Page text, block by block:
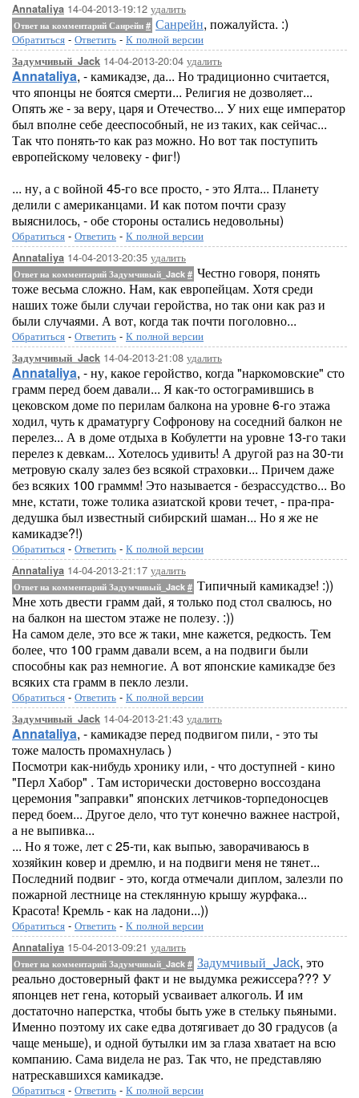
Annataliya 14-04-2013-19:12 удалить
Ответ на комментарий Санрейн # Санрейн, пожалуйста. :)
Обратиться - Ответить - К полной версии
Задумчивый_Jack 14-04-2013-20:04 удалить
Annataliya, - камикадзе, да... Но традиционно считается,
что японцы не боятся смерти... Религия не дозволяет...
Опять же - за веру, царя и Отечество... У них еще император
был вполне себе дееспособный, не из таких, как сейчас...
Так что понять-то как раз можно. Но вот так поступить
европейскому человеку - фиг!)
... ну, а с войной 45-го все просто, - это Ялта... Планету
делили с американцами. И как потом почти сразу
выяснилось, - обе стороны остались недовольны)
Обратиться - Ответить - К полной версии
Annataliya 14-04-2013-20:35 удалить
Ответ на комментарий Задумчивый_Jack # Честно говоря, понять
тоже весьма сложно. Нам, как европейцам. Хотя среди
наших тоже были случаи геройства, но так они как раз и
были случаями. А вот, когда так почти поголовно...
Обратиться - Ответить - К полной версии
Задумчивый_Jack 14-04-2013-21:08 удалить
Annataliya, - ну, какое геройство, когда "наркомовские" сто
грамм перед боем давали... Я как-то остограмившись в
цековском доме по перилам балкона на уровне 6-го этажа
ходил, чуть к драматургу Софронову на соседний балкон не
перелез... А в доме отдыха в Кобулетти на уровне 13-го таки
перелез к девкам... Хотелось удивить! А другой раз на 30-ти
метровую скалу залез без всякой страховки... Причем даже
без всяких 100 граммм! Это называется - безрассудство... Во
мне, кстати, тоже толика азиатской крови течет, - пра-пра-
дедушка был известный сибирский шаман... Но я же не
камикадзе?!)
Обратиться - Ответить - К полной версии
Annataliya 14-04-2013-21:17 удалить
Ответ на комментарий Задумчивый_Jack # Типичный камикадзе! :))
Мне хоть двести грамм дай, я только под стол свалюсь, но
на балкон на шестом этаже не полезу. :))
На самом деле, это все ж таки, мне кажется, редкость. Тем
более, что 100 грамм давали всем, а на подвиги были
способны как раз немногие. А вот японские камикадзе без
всяких ста грамм в пекло лезли.
Обратиться - Ответить - К полной версии
Задумчивый_Jack 14-04-2013-21:43 удалить
Annataliya, - камикадзе перед подвигом пили, - это ты
тоже малость промахнулась )
Посмотри как-нибудь хронику или, - что доступней - кино
"Перл Хабор" . Там исторически достоверно воссоздана
церемония "заправки" японских летчиков-торпедоносцев
перед боем... Другое дело, что тут конечно важнее настрой,
а не выпивка...
... Но я тоже, лет с 25-ти, как выпью, заворачиваюсь в
хозяйкин ковер и дремлю, и на подвиги меня не тянет...
Последний подвиг - это, когда отмечали диплом, залезли по
пожарной лестнице на стеклянную крышу журфака...
Красота! Кремль - как на ладони...))
Обратиться - Ответить - К полной версии
Annataliya 15-04-2013-09:21 удалить
Ответ на комментарий Задумчивый_Jack # Задумчивый_Jack, это
реально достоверный факт и не выдумка режиссера??? У
японцев нет гена, который усваивает алкоголь. И им
достаточно наперстка, чтобы быть уже в стельку пьяными.
Именно поэтому их саке едва дотягивает до 30 градусов (а
чаще меньше), и одной бутылки им за глаза хватает на всю
компанию. Сама видела не раз. Так что, не представляю
натрескавшихся камикадзе.
Обратиться - Ответить - К полной версии